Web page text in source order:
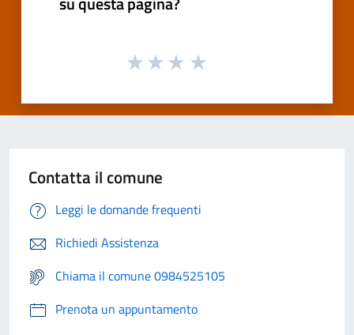
Contatta il comune
Leggi le domande frequenti
Richiedi Assistenza
Chiama il comune 0984525105
Prenota un appuntamento